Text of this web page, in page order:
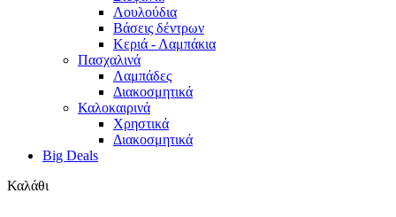
Λουλούδια
Βάσεις δέντρων
Κεριά - Λαμπάκια
Πασχαλινά
Λαμπάδες
Διακοσμητικά
Καλοκαιρινά
Χρηστικά
Διακοσμητικά
Big Deals
Καλάθι